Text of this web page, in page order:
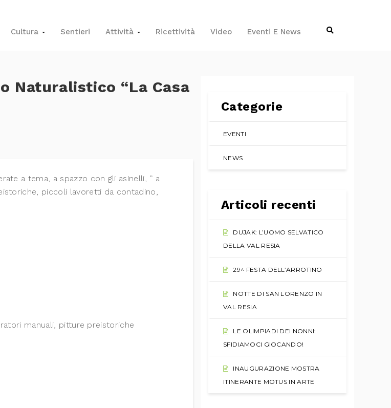
Cultura Sentieri Attività Ricettività Video Eventi E News
Naturalistico “La Casa
a tema, a spazzo con gli asinelli, ” a
piccoli lavoretti da contadino,
manuali, pitture preistoriche
Categorie
EVENTI
NEWS
Articoli recenti
DUJAK: L’UOMO SELVATICO
DELLA VAL RESIA
29^ FESTA DELL’ARROTINO
NOTTE DI SAN LORENZO IN
VAL RESIA
LE OLIMPIADI DEI NONNI:
SFIDIAMOCI GIOCANDO!
INAUGURAZIONE MOSTRA
ITINERANTE MOTUS IN ARTE